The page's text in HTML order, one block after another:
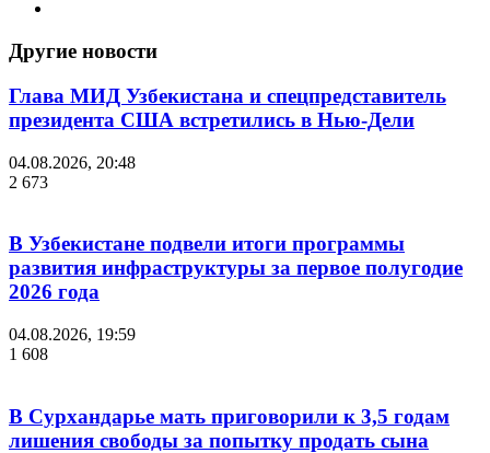
Другие новости
Глава МИД Узбекистана и спецпредставитель
президента США встретились в Нью-Дели
04.08.2026, 20:48
2 673
В Узбекистане подвели итоги программы
развития инфраструктуры за первое полугодие
2026 года
04.08.2026, 19:59
1 608
В Сурхандарье мать приговорили к 3,5 годам
лишения свободы за попытку продать сына